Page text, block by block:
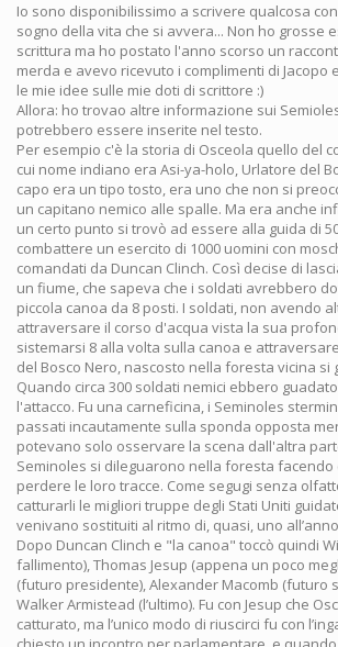
Io sono disponibilissimo a scrivere qualcosa
sogno della vita che si avvera... Non ho grosse
scrittura ma ho postato l'anno scorso un
merda e avevo ricevuto i complimenti di Jacopo
le mie idee sulle mie doti di scrittore :)
Allora: ho trovao altre informazione sui
potrebbero essere inserite nel testo.
Per esempio c'è la storia di Osceola quello del
cui nome indiano era Asi-ya-holo, Urlatore del
capo era un tipo tosto, era uno che non si
un capitano nemico alle spalle. Ma era anche
un certo punto si trovò ad essere alla guida di
combattere un esercito di 1000 uomini con
comandati da Duncan Clinch. Così decise di
un fiume, che sapeva che i soldati avrebbero
piccola canoa da 8 posti. I soldati, non avendo
attraversare il corso d'acqua vista la sua
sistemarsi 8 alla volta sulla canoa e
del Bosco Nero, nascosto nella foresta vicina si
Quando circa 300 soldati nemici ebbero
l'attacco. Fu una carneficina, i Seminoles
passati incautamente sulla sponda opposta
potevano solo osservare la scena dall'altra
Seminoles si dileguarono nella foresta facendo
perdere le loro tracce. Come segugi senza
catturarli le migliori truppe degli Stati Uniti
venivano sostituiti al ritmo di, quasi, uno
Dopo Duncan Clinch e "la canoa" toccò quindi
fallimento), Thomas Jesup (appena un poco
(futuro presidente), Alexander Macomb (futuro
Walker Armistead (l’ultimo). Fu con Jesup che
catturato, ma l’unico modo di riuscirci fu con